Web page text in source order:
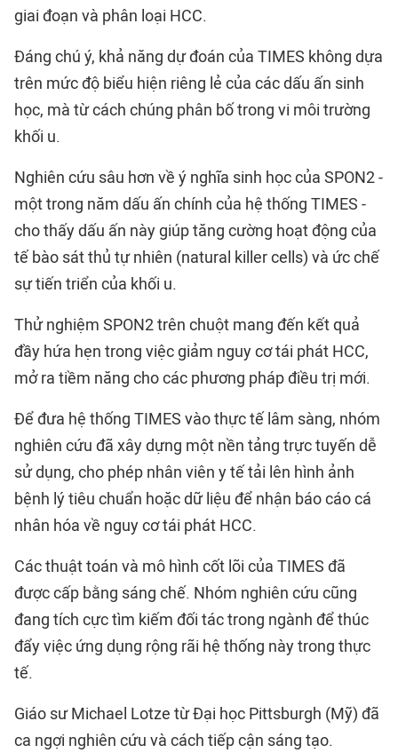
giai đoạn và phân loại HCC.
Đáng chú ý, khả năng dự đoán của TIMES không dựa
trên mức độ biểu hiện riêng lẻ của các dấu ấn sinh
học, mà từ cách chúng phân bố trong vi môi trường
khối u.
Nghiên cứu sâu hơn về ý nghĩa sinh học của SPON2 -
một trong năm dấu ấn chính của hệ thống TIMES -
cho thấy dấu ấn này giúp tăng cường hoạt động của
tế bào sát thủ tự nhiên (natural killer cells) và ức chế
sự tiến triển của khối u.
Thử nghiệm SPON2 trên chuột mang đến kết quả
đầy hứa hẹn trong việc giảm nguy cơ tái phát HCC,
mở ra tiềm năng cho các phương pháp điều trị mới.
Để đưa hệ thống TIMES vào thực tế lâm sàng, nhóm
nghiên cứu đã xây dựng một nền tảng trực tuyến dễ
sử dụng, cho phép nhân viên y tế tải lên hình ảnh
bệnh lý tiêu chuẩn hoặc dữ liệu để nhận báo cáo cá
nhân hóa về nguy cơ tái phát HCC.
Các thuật toán và mô hình cốt lõi của TIMES đã
được cấp bằng sáng chế. Nhóm nghiên cứu cũng
đang tích cực tìm kiếm đối tác trong ngành để thúc
đẩy việc ứng dụng rộng rãi hệ thống này trong thực
tế.
Giáo sư Michael Lotze từ Đại học Pittsburgh (Mỹ) đã
ca ngợi nghiên cứu và cách tiếp cận sáng tạo.